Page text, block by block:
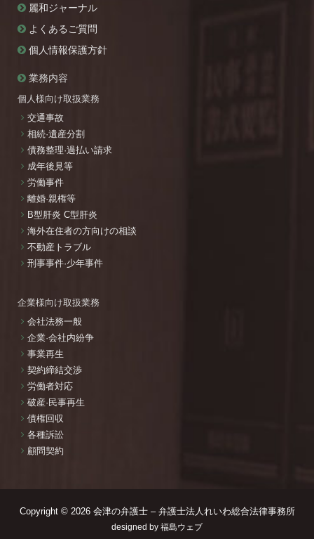
麗和ジャーナル
よくあるご質問
個人情報保護方針
業務内容
個人様向け取扱業務
交通事故
相続·遺産分割
債務整理·過払い請求
成年後見等
労働事件
離婚·親権等
B型肝炎 C型肝炎
海外在住者の方向けの相談
不動産トラブル
刑事事件·少年事件
企業様向け取扱業務
会社法務一般
企業·会社内紛争
事業再生
契約締結交渉
労働者対応
破産·民事再生
債権回収
各種訴訟
顧問契約
Copyright © 2026 会津の弁護士 – 弁護士法人れいわ総合法律事務所
designed by 福島ウェブ